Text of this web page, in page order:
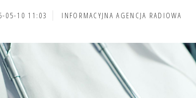
05-10 11:03 INFORMACYJNA AGENCJA RADIOWA